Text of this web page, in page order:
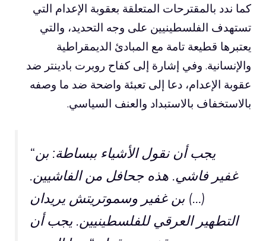
كما ندد بالمقترحات المتعلقة بعقوبة الإعدام التي
تستهدف الفلسطينيين على وجه التحديد، والتي
يعتبرها قطيعة تامة مع المبادئ الديمقراطية
والإنسانية. وفي إشارة إلى كفاح روبرت بادينتر ضد
عقوبة الإعدام، دعا إلى تعبئة واضحة ضد ما وصفه
بالاستخفاف بالاستبداد والعنف السياسي.
“يجب أن نقول الأشياء ببساطة: بن
غفير فاشي. هذه جحافل من الفاشيين.
(…) بن غفير وسموتريتش يريدان
التطهير العرقي للفلسطينيين. يجب أن